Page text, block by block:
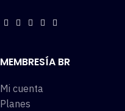
MEMBRESÍA BR
Mi cuenta
Planes